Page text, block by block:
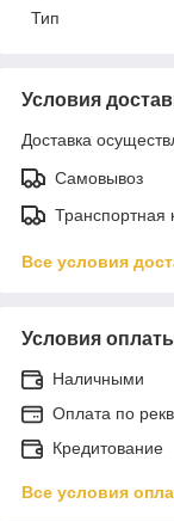
Тип
Условия
Доставка
Самовывоз
Транспортная
Все условия
Условия
Наличными
Оплата по
Кредитование
Все условия